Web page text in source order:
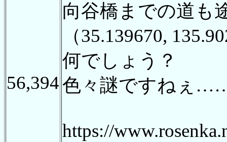
56,394
向谷橋までの道も
（35.139670,
何でしょう？
色々謎ですねぇ
https://